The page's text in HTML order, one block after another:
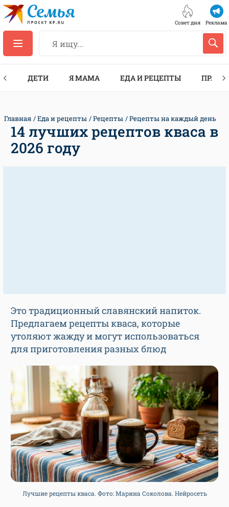
Совет дня Реклама
ДЕТИ Я МАМА ЕДА И РЕЦЕПТЫ
Главная Еда и рецепты Рецепты Рецепты на каждый день
14 лучших рецептов кваса в
2026 году
Это традиционный славянский напиток.
Предлагаем рецепты кваса, которые
утоляют жажду и могут использоваться
для приготовления разных блюд
Лучшие рецепты кваса. Фото: Марина Соколова. Нейросеть